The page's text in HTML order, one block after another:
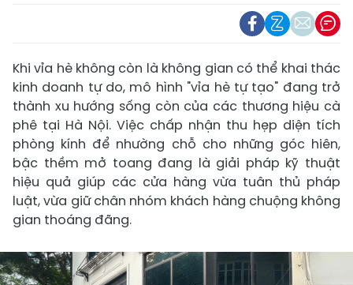
Khi vỉa hè không còn là không gian có thể khai thác
kinh doanh tự do, mô hình "vỉa hè tự tạo" đang trở
thành xu hướng sống còn của các thương hiệu cà
phê tại Hà Nội. Việc chấp nhận thu hẹp diện tích
phòng kính để nhường chỗ cho những góc hiên,
bậc thềm mở toang đang là giải pháp kỹ thuật
hiệu quả giúp các cửa hàng vừa tuân thủ pháp
luật, vừa giữ chân nhóm khách hàng chuộng không
gian thoáng đãng.